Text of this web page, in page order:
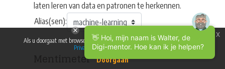
laten leren van data en patronen te herkennen.
Alias(sen):
Mentimeter
Als u doorgaat met browsen op deze website, gaat u akkoord met ons beleid:
Privacy & gebruikersvoorwaarden
Doorgaan
x
👋 Hoi, mijn naam is Walter, de
Digi-mentor. Hoe kan ik je helpen?